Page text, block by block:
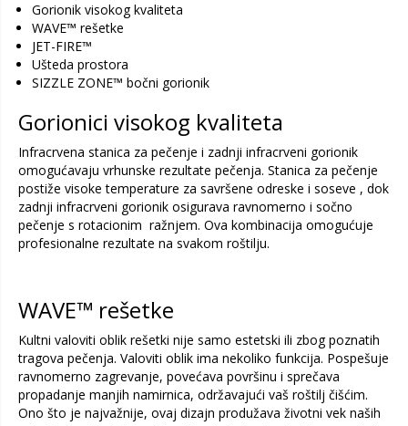
Gorionik visokog kvaliteta
WAVE™ rešetke
JET-FIRE™
Ušteda prostora
SIZZLE ZONE™ bočni gorionik
Gorionici visokog kvaliteta
Infracrvena stanica za pečenje i zadnji infracrveni gorionik
omogućavaju vrhunske rezultate pečenja. Stanica za pečenje
postiže visoke temperature za savršene odreske i soseve , dok
zadnji infracrveni gorionik osigurava ravnomerno i sočno
pečenje s rotacionim ražnjem. Ova kombinacija omogućuje
profesionalne rezultate na svakom roštilju.
WAVE™ rešetke
Kultni valoviti oblik rešetki nije samo estetski ili zbog poznatih
tragova pečenja. Valoviti oblik ima nekoliko funkcija. Pospešuje
ravnomerno zagrevanje, povećava površinu i sprečava
propadanje manjih namirnica, održavajući vaš roštilj čišćim.
Ono što je najvažnije, ovaj dizajn produžava životni vek naših